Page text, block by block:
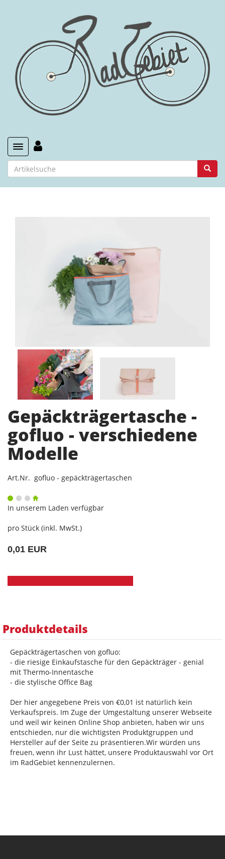
Toggle navigation
Gepäckträgertasche -
gofluo - verschiedene
Modelle
Art.Nr. gofluo - gepäckträgertaschen
In unserem Laden verfügbar
pro Stück (inkl. MwSt.)
0,01 EUR
Produktdetails
Gepäckträgertaschen von gofluo:
- die riesige Einkaufstasche für den Gepäckträger - genial
mit Thermo-Innentasche
- die stylische Office Bag
Der hier angegebene Preis von €0,01 ist natürlich kein
Verkaufspreis. Im Zuge der Umgestaltung unserer Webseite
und weil wir keinen Online Shop anbieten, haben wir uns
entschieden, nur die wichtigsten Produktgruppen und
Hersteller auf der Seite zu präsentieren.Wir würden uns
freuen, wenn ihr Lust hättet, unsere Produktauswahl vor Ort
im RadGebiet kennenzulernen.